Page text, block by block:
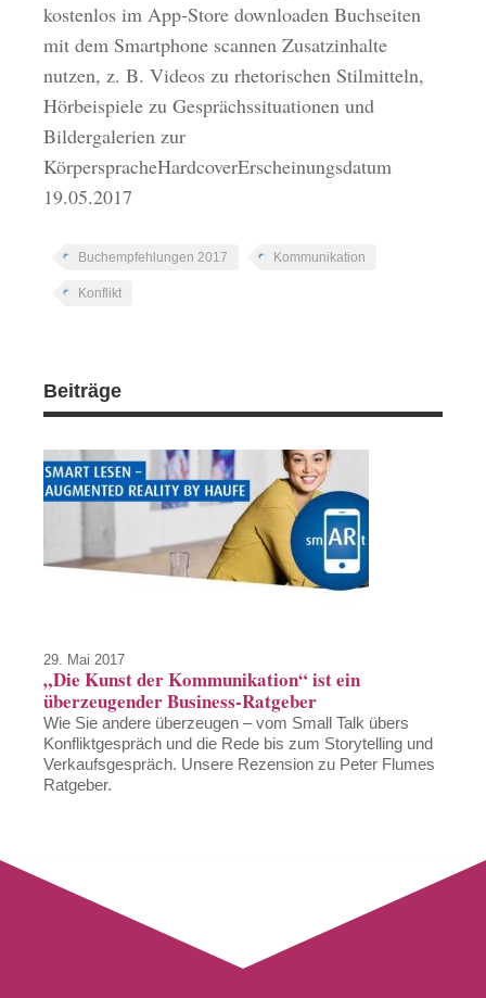
kostenlos im App-Store downloaden Buchseiten
mit dem Smartphone scannen Zusatzinhalte
nutzen, z. B. Videos zu rhetorischen Stilmitteln,
Hörbeispiele zu Gesprächssituationen und
Bildergalerien zur
KörperspracheHardcoverErscheinungsdatum
19.05.2017
Buchempfehlungen 2017 Kommunikation
Konflikt
Beiträge
29. Mai 2017
„Die Kunst der Kommunikation“ ist ein
überzeugender Business-Ratgeber
Wie Sie andere überzeugen – vom Small Talk übers
Konfliktgespräch und die Rede bis zum Storytelling und
Verkaufsgespräch. Unsere Rezension zu Peter Flumes
Ratgeber.